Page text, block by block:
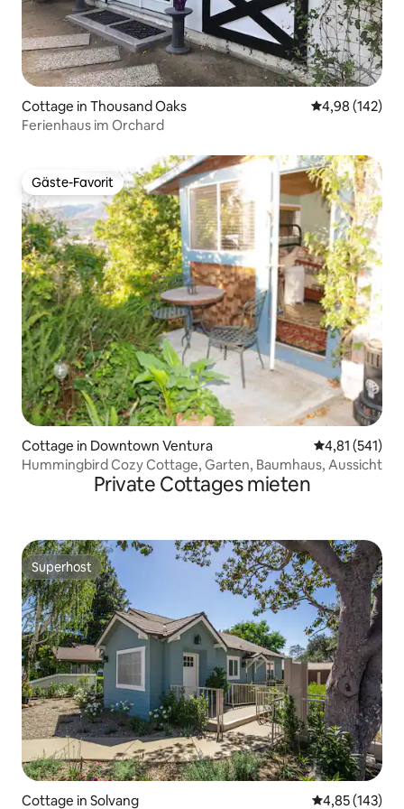
Cottage in Thousand Oaks
4,98 (142)
Ferienhaus im Orchard
Gäste-Favorit
Gäste-Favorit
Cottage in Downtown Ventura
4,81 (541)
Hummingbird Cozy Cottage, Garten, Baumhaus, Aussicht
Private Cottages mieten
Superhost
Superhost
Cottage in Solvang 4,85 (143)